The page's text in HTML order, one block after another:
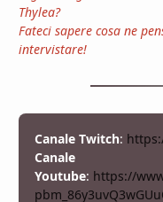
Thylea?
Fateci sapere cosa ne
intervistare!
Canale Twitch:
Canale
Youtube: https://